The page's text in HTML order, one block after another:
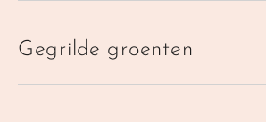
Gegrilde groenten